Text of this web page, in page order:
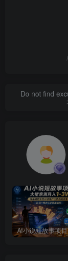
Do not find